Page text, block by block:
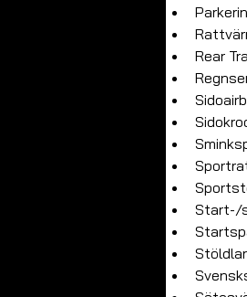
Rear
Start-/